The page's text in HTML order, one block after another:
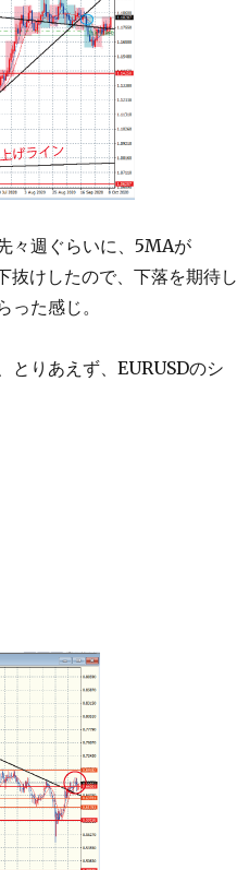
々週ぐらいに、5MAが
けしたので、下落を期待し
た感じ。
とりあえず、EURUSDのシ